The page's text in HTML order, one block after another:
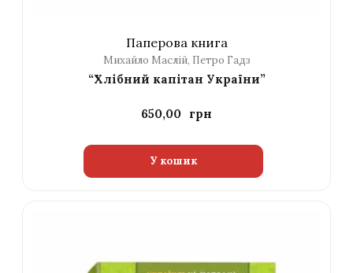
Паперова книга
Михайло Маслій, Петро Гадз
“Хлібний капітан України”
650,00
У кошик